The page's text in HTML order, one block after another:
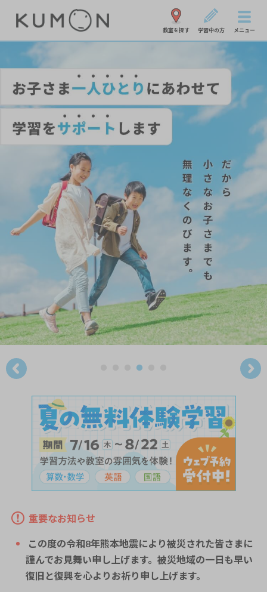
教室を探す 学習中の方 メニュー
重要なお知らせ
この度の令和8年熊本地震により被災された皆さまに
謹んでお見舞い申し上げます。被災地域の一日も早い
復旧と復興を心よりお祈り申し上げます。